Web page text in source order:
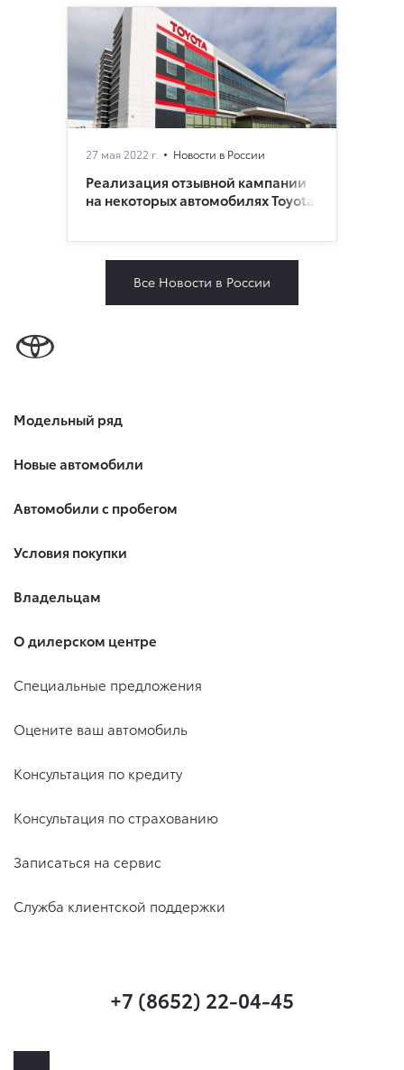
27 мая 2022 г. Новости в России
Реализация отзывной кампании
на некоторых автомобилях Toyota
Все Новости в России
Модельный ряд
Новые автомобили
Автомобили с пробегом
Условия покупки
Владельцам
О дилерском центре
Специальные предложения
Оцените ваш автомобиль
Консультация по кредиту
Консультация по страхованию
Записаться на сервис
Служба клиентской поддержки
+7 (8652) 22-04-45